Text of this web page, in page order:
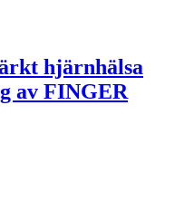
hjärnhälsa
av FINGER